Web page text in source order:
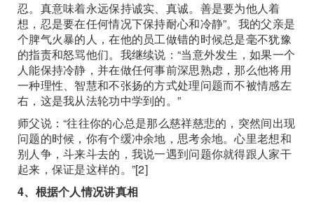
忍。真意味着永远保持诚实、真诚。善是要为他人着
想，忍是要在任何情况下保持耐心和冷静”。我的父亲是
个脾气火暴的人，在他的员工做错的时候总是毫不犹豫
的指责和怒骂他们。我继续说：“当意外发生，如果一个
人能保持冷静，并在做任何事前深思熟虑，那么他将用
一种理性、智慧和不张扬的方式处理问题而不被情感左
右，这是我从法轮功中学到的。”
师父说：“往往你的心总是那么慈祥慈悲的，突然间出现
问题的时候，你有个缓冲余地，思考余地。心里老想和
别人争，斗来斗去的，我说一遇到问题你就得跟人家干
起来，保证是这样的。”[2]
4、根据个人情况讲真相